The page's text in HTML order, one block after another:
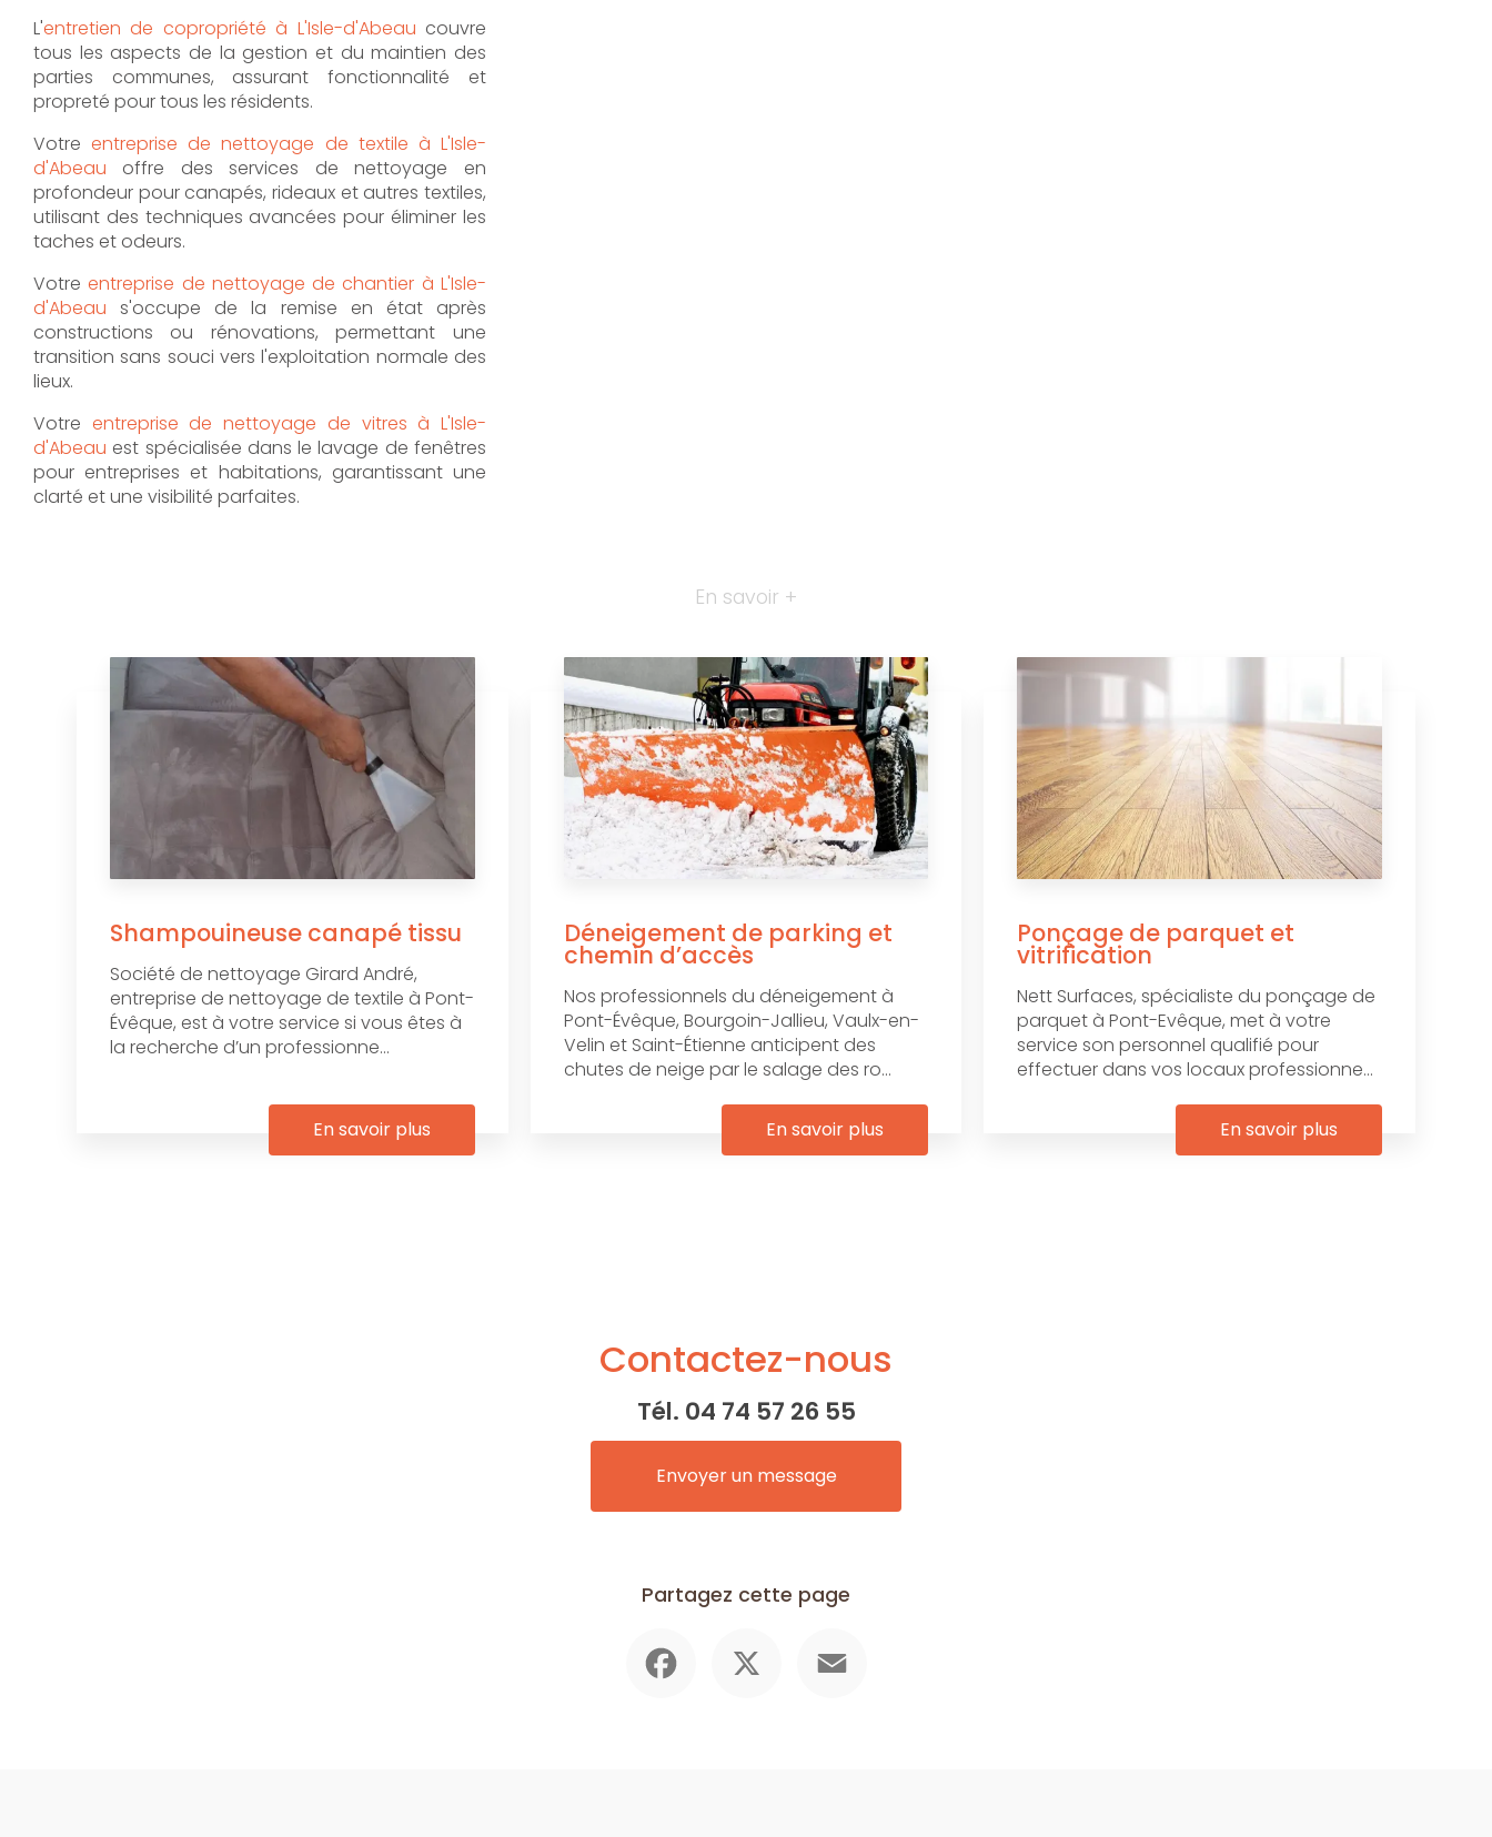
L'entretien de copropriété à L'Isle-d'Abeau couvre
tous les aspects de la gestion et du maintien des
parties communes, assurant fonctionnalité et
propreté pour tous les résidents.
Votreentreprise de nettoyage de textile à L'Isle-
d'Abeau offre des services de nettoyage en
profondeur pour canapés, rideaux et autres textiles,
utilisant des techniques avancées pour éliminer les
taches et odeurs.
Votreentreprise de nettoyage de chantier à L'Isle-
d'Abeau s'occupe de la remise en état après
constructions ou rénovations, permettant une
transition sans souci vers l'exploitation normale des
lieux.
Votre entreprise de nettoyage de vitres à L'Isle-
d'Abeau est spécialisée dans le lavage de fenêtres
pour entreprises et habitations, garantissant une
clarté et une visibilité parfaites.
En savoir +
Shampouineuse canapé tissu
Société de nettoyage Girard André,
entreprise de nettoyage de textile à Pont-
Évêque, est à votre service si vous êtes à
la recherche d’un professionne...
En savoir plus
Déneigement de parking et
chemin d’accès
Nos professionnels du déneigement à
Pont-Évêque, Bourgoin-Jallieu, Vaulx-en-
Velin et Saint-Étienne anticipent des
chutes de neige par le salage des ro...
En savoir plus
Ponçage de parquet et
vitrification
Nett Surfaces, spécialiste du ponçage de
parquet à Pont-Evêque, met à votre
service son personnel qualifié pour
effectuer dans vos locaux professionne...
En savoir plus
Contactez-nous
Tél. 04 74 57 26 55
Envoyer un message
Partagez cette page